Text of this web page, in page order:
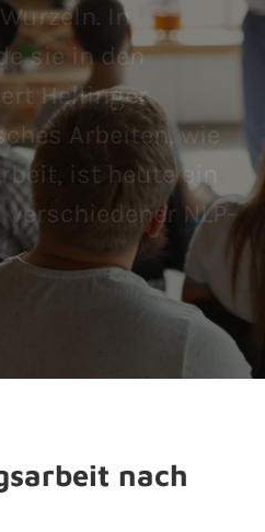
In
sie in den
Hellinger
Arbeiten, wie
ist heute ein
NLP-
nach